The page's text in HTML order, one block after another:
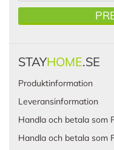
STAYHOME.SE
Produktinformation
Leveransinformation
Handla och betala som
Handla och betala som